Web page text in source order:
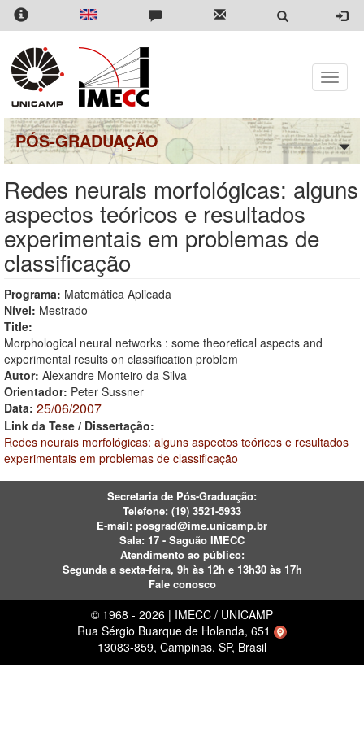
Pular
para
conteúdo
principal
Toggle
PÓS-GRADUAÇÃO
Redes neurais morfológicas: alguns
aspectos teóricos e resultados
experimentais em problemas de
classificação
Programa: Matemática Aplicada
Nível: Mestrado
Title:
Morphological neural networks : some theoretical aspects and
experimental results on classification problem
Autor: Alexandre Monteiro da Silva
Orientador: Peter Sussner
Data: 25/06/2007
Link da Tese / Dissertação:
Redes neurais morfológicas: alguns aspectos teóricos e resultados
experimentais em problemas de classificação
Secretaria de Pós-Graduação:
Telefone: (19) 3521-5933
E-mail: posgrad@ime.unicamp.br
Sala: 17 - Saguão IMECC
Atendimento ao público:
Segunda a sexta-feira, 9h às 12h e 13h30 às 17h
Fale conosco
© 1968 - 2026 | IMECC / UNICAMP
Rua Sérgio Buarque de Holanda, 651
13083-859, Campinas, SP, Brasil